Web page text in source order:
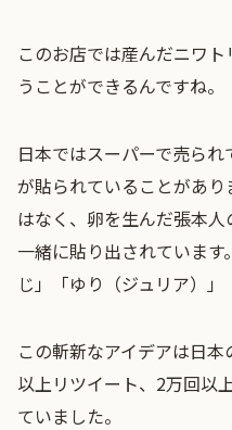
このお店では産んだニワ
うことができるんですね。
日本ではスーパーで売ら
が貼られていることがあ
はなく、卵を生んだ張本
一緒に貼り出されていま
じ」「ゆり（ジュリア）」
この斬新なアイデアは日
以上リツイート、2万回以
ていました。